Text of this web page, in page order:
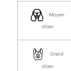
Moyen
chien
Grand
chien